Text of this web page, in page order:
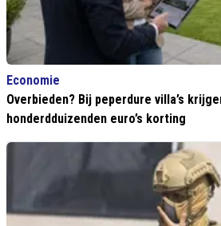
Economie
Overbieden? Bij peperdure villa’s
honderdduizenden euro’s korting